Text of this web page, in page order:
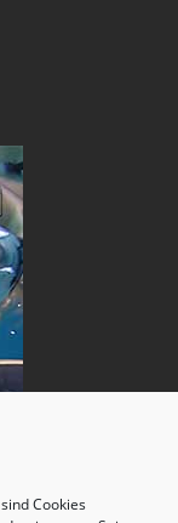
Cookies